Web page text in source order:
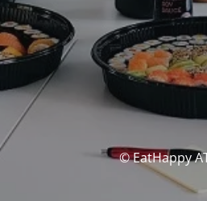
© EatHappy